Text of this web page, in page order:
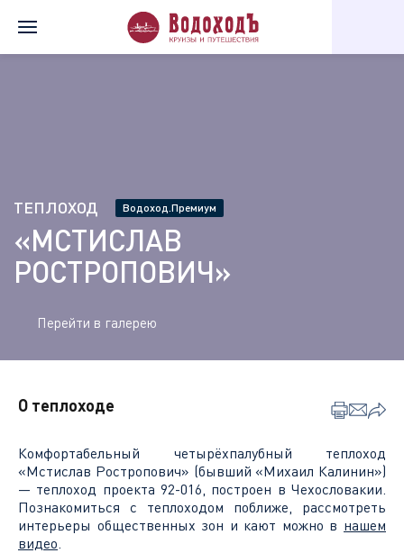
Главная Теплоходы Мстислав Ростропович
ТЕПЛОХОД Водоход.Премиум
«МСТИСЛАВ
РОСТРОПОВИЧ»
Перейти в галерею
О теплоходе
Комфортабельный четырёхпалубный теплоход
«Мстислав Ростропович» (бывший «Михаил Калинин»)
— теплоход проекта 92-016, построен в Чехословакии.
Познакомиться с теплоходом поближе, рассмотреть
интерьеры общественных зон и кают можно в нашем
видео.